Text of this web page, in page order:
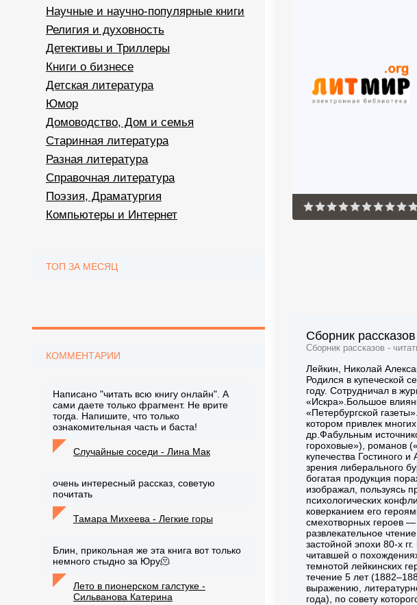
Сборник
Сборник рассказов -
Лейкин, Николай
Родился в купеческой
году. Сотрудничал в
«Искра».Большое
«Петербургской
котором привлек
др.Фабульным
гороховые»), романов
купечества Гостиного
зрения либерального
богатая продукция
изображал, пользуясь
психологических
коверканием его
смехотворных героев —
развлекательное
застойной эпохи 80-х
читавшей о
темнотой лейкинских
течение 5 лет
выражению,
года), по совету
Научные и научно-популярные книги
Религия и духовность
Детективы и Триллеры
Книги о бизнесе
Детская литература
Юмор
Домоводство, Дом и семья
Старинная литература
Разная литература
Справочная литература
Поэзия, Драматургия
Компьютеры и Интернет
ТОП ЗА МЕСЯЦ
КОММЕНТАРИИ
Написано "читать всю книгу онлайн". А
сами даете только фрагмент. Не врите
тогда. Напишите, что только
ознакомительная часть и баста!
Случайные соседи - Лина Мак
очень интересный рассказ, советую
почитать
Тамара Михеева - Легкие горы
Блин, прикольная же эта книга вот только
немного стыдно за Юру🫠
Лето в пионерском галстуке -
Сильванова Катерина